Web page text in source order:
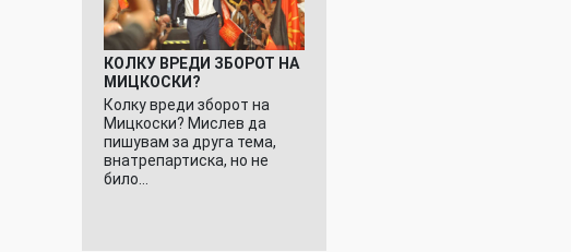
КОЛКУ ВРЕДИ ЗБОРОТ НА
МИЦКОСКИ?
Колку вреди зборот на
Мицкоски? Мислев да
пишувам за друга тема,
внатрепартиска, но не
било…